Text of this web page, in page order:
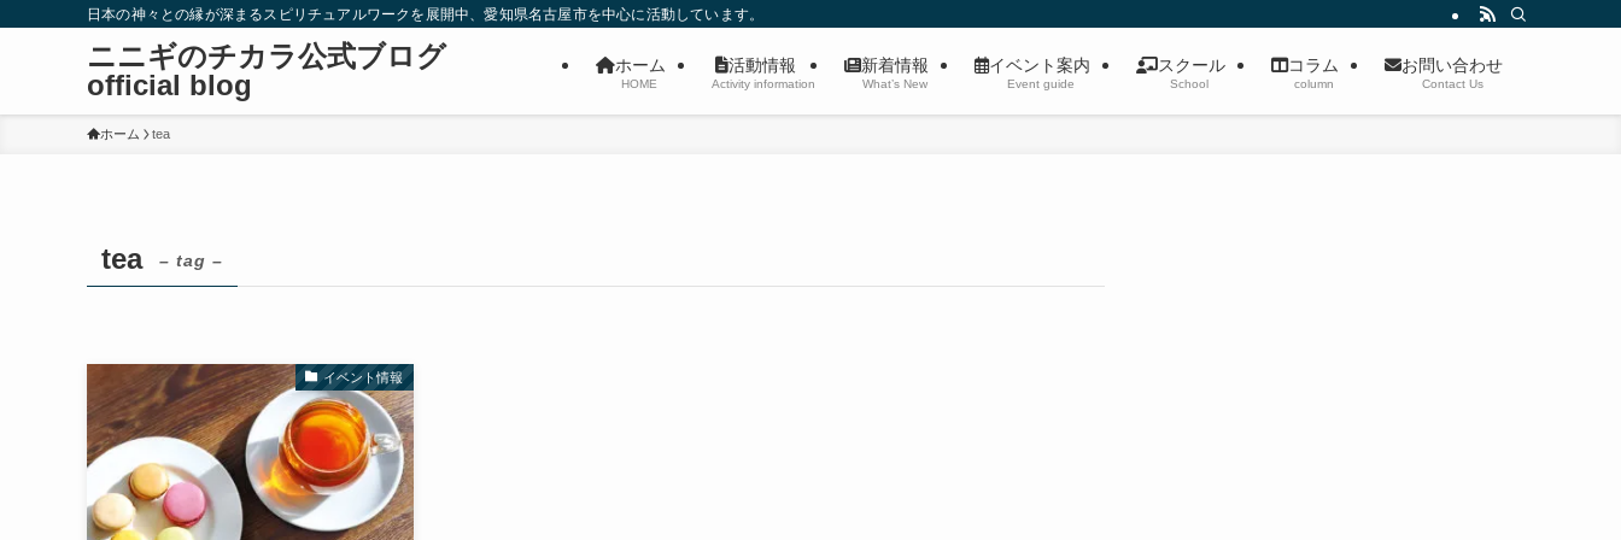
日本の神々との縁が深まるスピリチュアルワークを展開中、愛知県名古屋市を中心に活動しています。
ニニギのチカラ公式ブログ
official blog
ホーム
HOME
活動情報
Activity information
新着情報
What’s New
イベント案内
Event guide
スクール
School
コラム
column
お問い合わせ
Contact Us
ホーム tea
tea – tag –
イベント情報